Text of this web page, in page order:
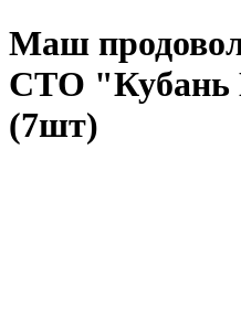
Маш
СТО "Кубань
(7шт)